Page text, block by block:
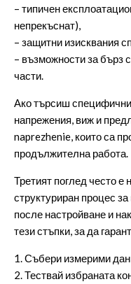
– типичен
непрекъснат),
– защитни изисквания
– възможности за бърз
части.
Ако търсиш
напрежения, виж и
naprezhenie, които са
продължителна работа.
Третият поглед често е
структуриран процес
после настройване и
тези стъпки, за да
1. Събери измерими
2. Тествай избраната